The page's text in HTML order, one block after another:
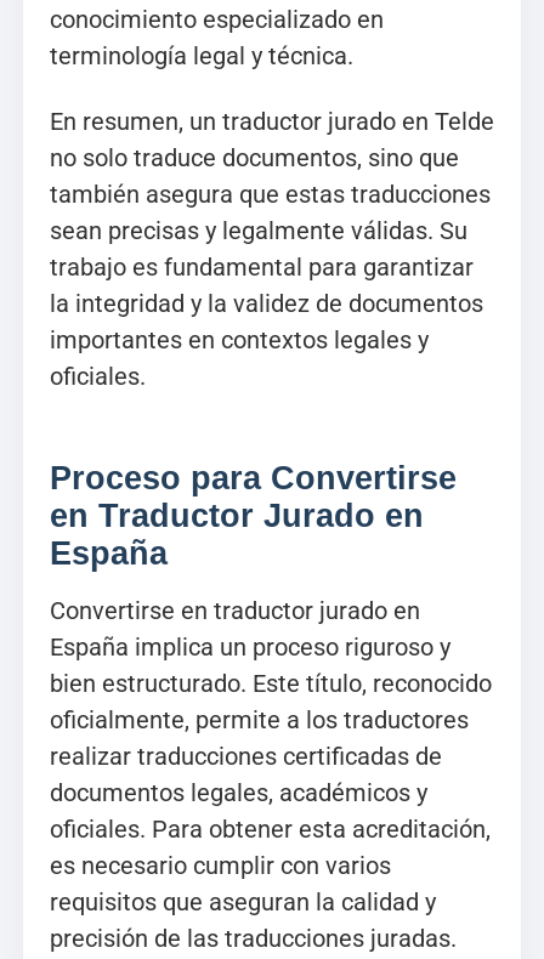
conocimiento especializado en
terminología legal y técnica.
En resumen, un traductor jurado en Telde
no solo traduce documentos, sino que
también asegura que estas traducciones
sean precisas y legalmente válidas. Su
trabajo es fundamental para garantizar
la integridad y la validez de documentos
importantes en contextos legales y
oficiales.
Proceso para Convertirse
en Traductor Jurado en
España
Convertirse en traductor jurado en
España implica un proceso riguroso y
bien estructurado. Este título, reconocido
oficialmente, permite a los traductores
realizar traducciones certificadas de
documentos legales, académicos y
oficiales. Para obtener esta acreditación,
es necesario cumplir con varios
requisitos que aseguran la calidad y
precisión de las traducciones juradas.